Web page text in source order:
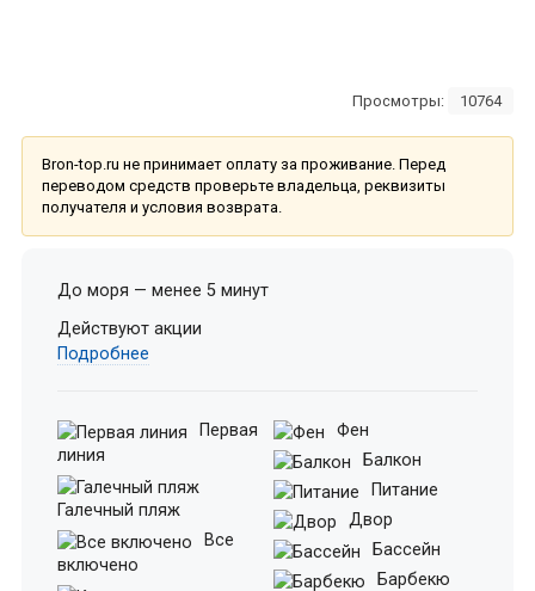
Просмотры: 10764
Bron-top.ru не принимает оплату за проживание. Перед
переводом средств проверьте владельца, реквизиты
получателя и условия возврата.
До моря — менее 5 минут
Действуют акции
Подробнее
Первая
линия
Галечный пляж
Все
включено
Фен
Балкон
Питание
Двор
Бассейн
Барбекю